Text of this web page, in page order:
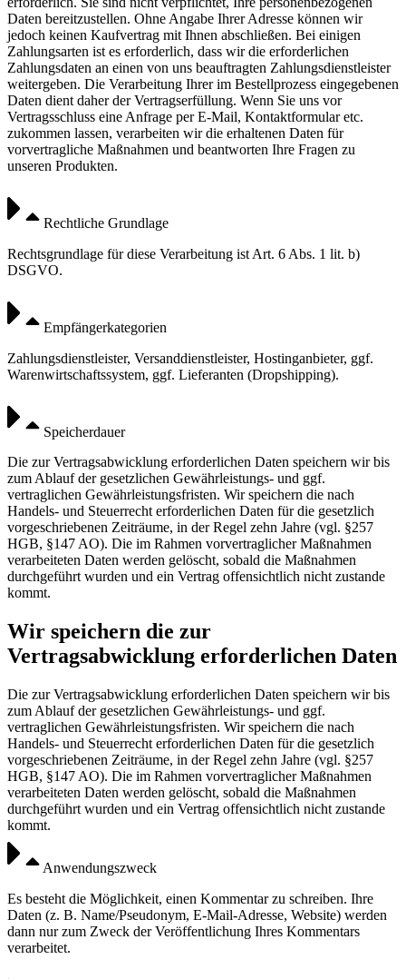
Daten bereitzustellen. Ohne Angabe Ihrer Adresse können wir
jedoch keinen Kaufvertrag mit Ihnen abschließen. Bei einigen
Zahlungsarten ist es erforderlich, dass wir die erforderlichen
Zahlungsdaten an einen von uns beauftragten Zahlungsdienstleister
weitergeben. Die Verarbeitung Ihrer im Bestellprozess eingegebenen
Daten dient daher der Vertragserfüllung. Wenn Sie uns vor
Vertragsschluss eine Anfrage per E-Mail, Kontaktformular etc.
zukommen lassen, verarbeiten wir die erhaltenen Daten für
vorvertragliche Maßnahmen und beantworten Ihre Fragen zu
unseren Produkten.
Rechtliche Grundlage
Rechtsgrundlage für diese Verarbeitung ist Art. 6 Abs. 1 lit. b)
DSGVO.
Empfängerkategorien
Zahlungsdienstleister, Versanddienstleister, Hostinganbieter, ggf.
Warenwirtschaftssystem, ggf. Lieferanten (Dropshipping).
Speicherdauer
Die zur Vertragsabwicklung erforderlichen Daten speichern wir bis
zum Ablauf der gesetzlichen Gewährleistungs- und ggf.
vertraglichen Gewährleistungsfristen. Wir speichern die nach
Handels- und Steuerrecht erforderlichen Daten für die gesetzlich
vorgeschriebenen Zeiträume, in der Regel zehn Jahre (vgl. §257
HGB, §147 AO). Die im Rahmen vorvertraglicher Maßnahmen
verarbeiteten Daten werden gelöscht, sobald die Maßnahmen
durchgeführt wurden und ein Vertrag offensichtlich nicht zustande
kommt.
Wir speichern die zur
Vertragsabwicklung erforderlichen Daten
Die zur Vertragsabwicklung erforderlichen Daten speichern wir bis
zum Ablauf der gesetzlichen Gewährleistungs- und ggf.
vertraglichen Gewährleistungsfristen. Wir speichern die nach
Handels- und Steuerrecht erforderlichen Daten für die gesetzlich
vorgeschriebenen Zeiträume, in der Regel zehn Jahre (vgl. §257
HGB, §147 AO). Die im Rahmen vorvertraglicher Maßnahmen
verarbeiteten Daten werden gelöscht, sobald die Maßnahmen
durchgeführt wurden und ein Vertrag offensichtlich nicht zustande
kommt.
Anwendungszweck
Es besteht die Möglichkeit, einen Kommentar zu schreiben. Ihre
Daten (z. B. Name/Pseudonym, E-Mail-Adresse, Website) werden
dann nur zum Zweck der Veröffentlichung Ihres Kommentars
verarbeitet.